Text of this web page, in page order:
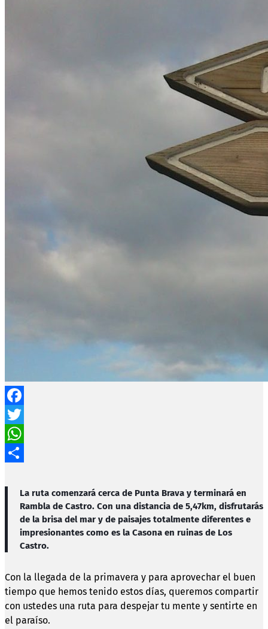
Facebook
Twitter
WhatsApp
La ruta comenzará cerca de Punta Brava y terminará en
Rambla de Castro. Con una distancia de 5,47km, disfrutarás
de la brisa del mar y de paisajes totalmente diferentes e
impresionantes como es la Casona en ruinas de Los
Castro.
Con la llegada de la primavera y para aprovechar el buen
tiempo que hemos tenido estos días, queremos compartir
con ustedes una ruta para despejar tu mente y sentirte en
el paraíso.